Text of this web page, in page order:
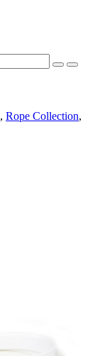
, Rope Collection,